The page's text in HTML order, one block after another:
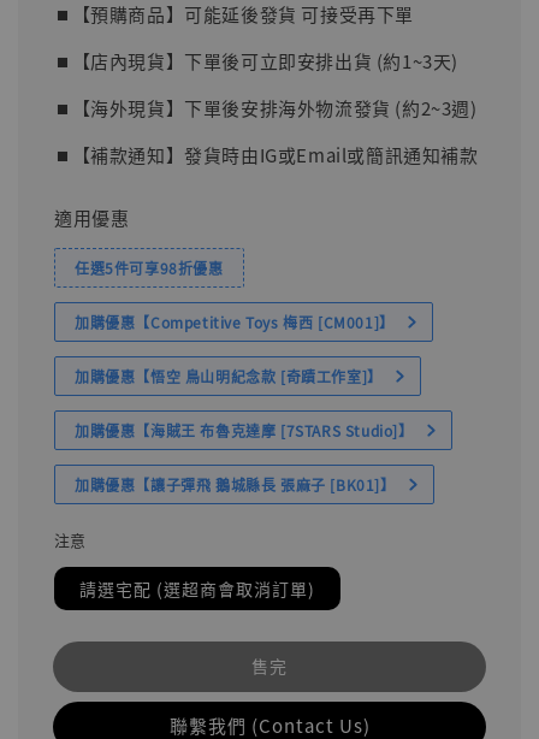
⏹︎【預購商品】可能延後發貨 可接受再下單
⏹︎【店內現貨】下單後可立即安排出貨 (約1~3天)
⏹︎【海外現貨】下單後安排海外物流發貨 (約2~3週)
⏹︎【補款通知】發貨時由IG或Email或簡訊通知補款
適用優惠
任選5件可享98折優惠
加購優惠【Competitive Toys 梅西 [CM001]】
加購優惠【悟空 鳥山明紀念款 [奇蹟工作室]】
加購優惠【海賊王 布魯克達摩 [7STARS Studio]】
加購優惠【讓子彈飛 鵝城縣長 張麻子 [BK01]】
注意
請選宅配 (選超商會取消訂單)
售完
聯繫我們 (Contact Us)